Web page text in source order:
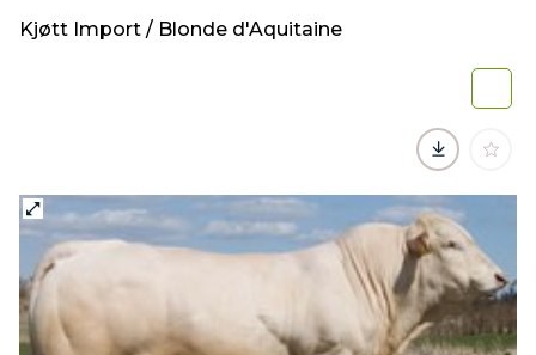
Kjøtt Import / Blonde d'Aquitaine